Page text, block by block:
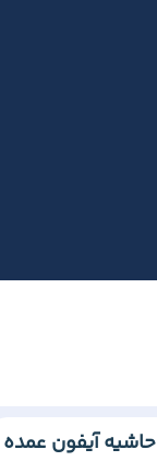
آیفون عمده